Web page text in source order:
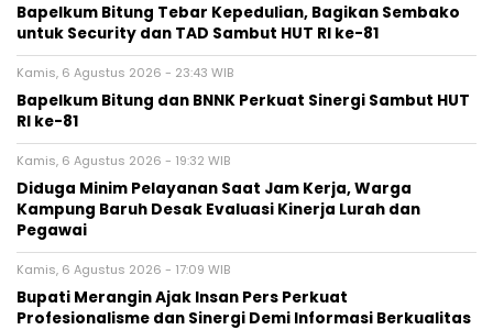
Bapelkum Bitung Tebar Kepedulian, Bagikan Sembako
untuk Security dan TAD Sambut HUT RI ke-81
Kamis, 6 Agustus 2026 - 23:43 WIB
Bapelkum Bitung dan BNNK Perkuat Sinergi Sambut HUT
RI ke-81
Kamis, 6 Agustus 2026 - 19:32 WIB
Diduga Minim Pelayanan Saat Jam Kerja, Warga
Kampung Baruh Desak Evaluasi Kinerja Lurah dan
Pegawai
Kamis, 6 Agustus 2026 - 17:09 WIB
Bupati Merangin Ajak Insan Pers Perkuat
Profesionalisme dan Sinergi Demi Informasi Berkualitas